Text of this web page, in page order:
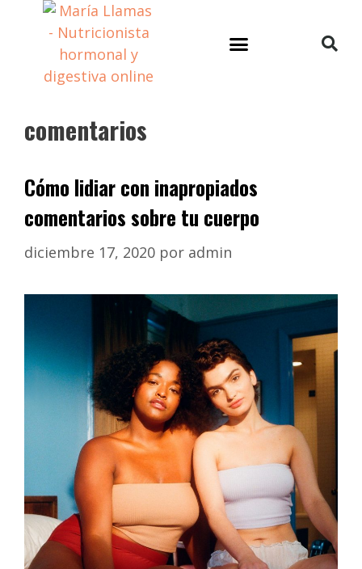
comentarios
Cómo lidiar con inapropiados
comentarios sobre tu cuerpo
diciembre 17, 2020 por admin